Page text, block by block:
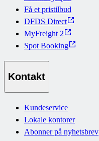
Få et pristilbud
DFDS Direct
MyFreight 2
Spot Booking
Kontakt
Kundeservice
Lokale kontorer
Abonner på nyhetsbrev